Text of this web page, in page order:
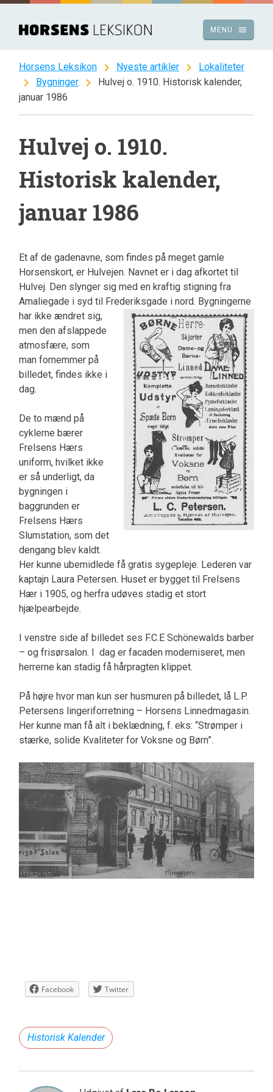
Spring
indhold
menu
MENU
Horsens Leksikon chevron_right Nyeste artikler chevron_right Lokaliteter
chevron_right Bygninger chevron_right
Hulvej o. 1910. Historisk kalender,
januar 1986
Hulvej o. 1910.
Historisk kalender,
januar 1986
Et af de gadenavne, som findes på meget gamle
Horsenskort, er Hulvejen. Navnet er i dag afkortet til
Hulvej. Den slynger sig med en kraftig stigning fra
Amaliegade i syd til Frederiksgade i nord. Bygningerne
har ikke ændret sig,
men den afslappede
atmosfære, som
man fornemmer på
billedet, findes ikke i
dag.
De to mænd på
cyklerne bærer
Frelsens Hærs
uniform, hvilket ikke
er så underligt, da
bygningen i
baggrunden er
Frelsens Hærs
Slumstation, som det
dengang blev kaldt.
Her kunne ubemidlede få gratis sygepleje. Lederen var
kaptajn Laura Petersen. Huset er bygget til Frelsens
Hær i 1905, og herfra udøves stadig et stort
hjælpearbejde.
I venstre side af billedet ses F.C.E Schönewalds barber
– og frisørsalon. I dag er facaden moderniseret, men
herrerne kan stadig få hårpragten klippet.
På højre hvor man kun ser husmuren på billedet, lå L.P.
Petersens lingeriforretning – Horsens Linnedmagasin.
Her kunne man få alt i beklædning, f. eks: “Strømper i
stærke, solide Kvaliteter for Voksne og Børn”.
Facebook Twitter
Historisk Kalender